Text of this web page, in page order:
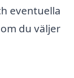
eventuella
du väljer